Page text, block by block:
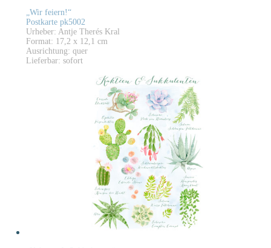
„Wir feiern!“
Postkarte pk5002
Urheber: Antje Therés Kral
Format: 17,2 x 12,1 cm
Ausrichtung: quer
Lieferbar: sofort